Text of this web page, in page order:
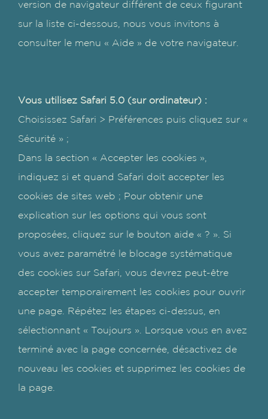
version de navigateur différent de ceux figurant
sur la liste ci-dessous, nous vous invitons à
consulter le menu « Aide » de votre navigateur.
Vous utilisez Safari 5.0 (sur ordinateur) :
Choisissez Safari > Préférences puis cliquez sur «
Sécurité » ;
Dans la section « Accepter les cookies »,
indiquez si et quand Safari doit accepter les
cookies de sites web ; Pour obtenir une
explication sur les options qui vous sont
proposées, cliquez sur le bouton aide « ? ». Si
vous avez paramétré le blocage systématique
des cookies sur Safari, vous devrez peut-être
accepter temporairement les cookies pour ouvrir
une page. Répétez les étapes ci-dessus, en
sélectionnant « Toujours ». Lorsque vous en avez
terminé avec la page concernée, désactivez de
nouveau les cookies et supprimez les cookies de
la page.